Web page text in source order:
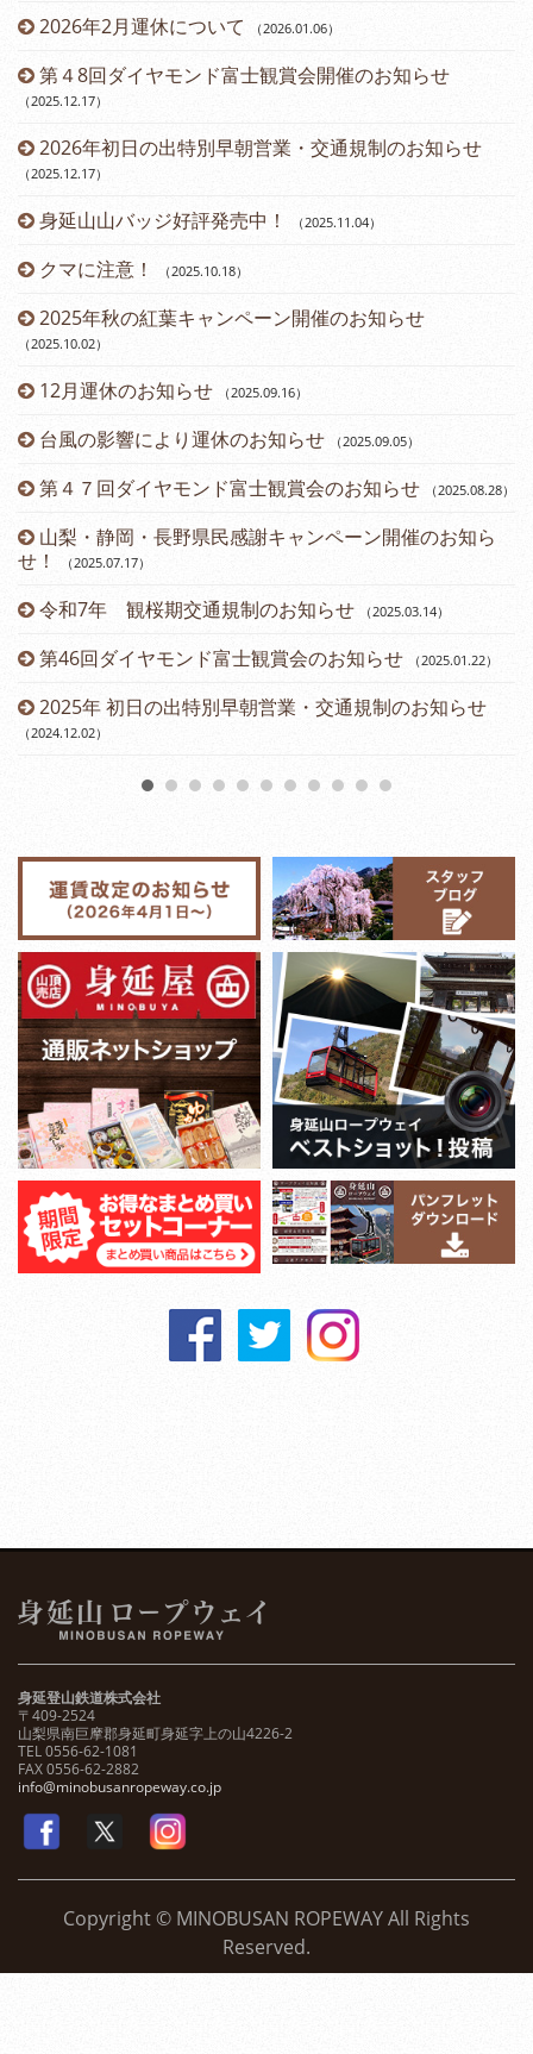
2026年2月運休について （2026.01.06）
第４8回ダイヤモンド富士観賞会開催のお知らせ
（2025.12.17）
2026年初日の出特別早朝営業・交通規制のお知らせ
（2025.12.17）
身延山山バッジ好評発売中！ （2025.11.04）
クマに注意！ （2025.10.18）
2025年秋の紅葉キャンペーン開催のお知らせ
（2025.10.02）
12月運休のお知らせ （2025.09.16）
台風の影響により運休のお知らせ （2025.09.05）
第４７回ダイヤモンド富士観賞会のお知らせ （2025.08.28）
山梨・静岡・長野県民感謝キャンペーン開催のお知ら
せ！
（2025.07.17）
令和7年 観桜期交通規制のお知らせ （2025.03.14）
第46回ダイヤモンド富士観賞会のお知らせ （2025.01.22）
2025年 初日の出特別早朝営業・交通規制のお知らせ
（2024.12.02）
身延登山鉄道株式会社
〒409-2524
山梨県南巨摩郡身延町身延字上の山4226-2
TEL 0556-62-1081
FAX 0556-62-2882
info@minobusanropeway.co.jp
Copyright © MINOBUSAN ROPEWAY All Rights
Reserved.